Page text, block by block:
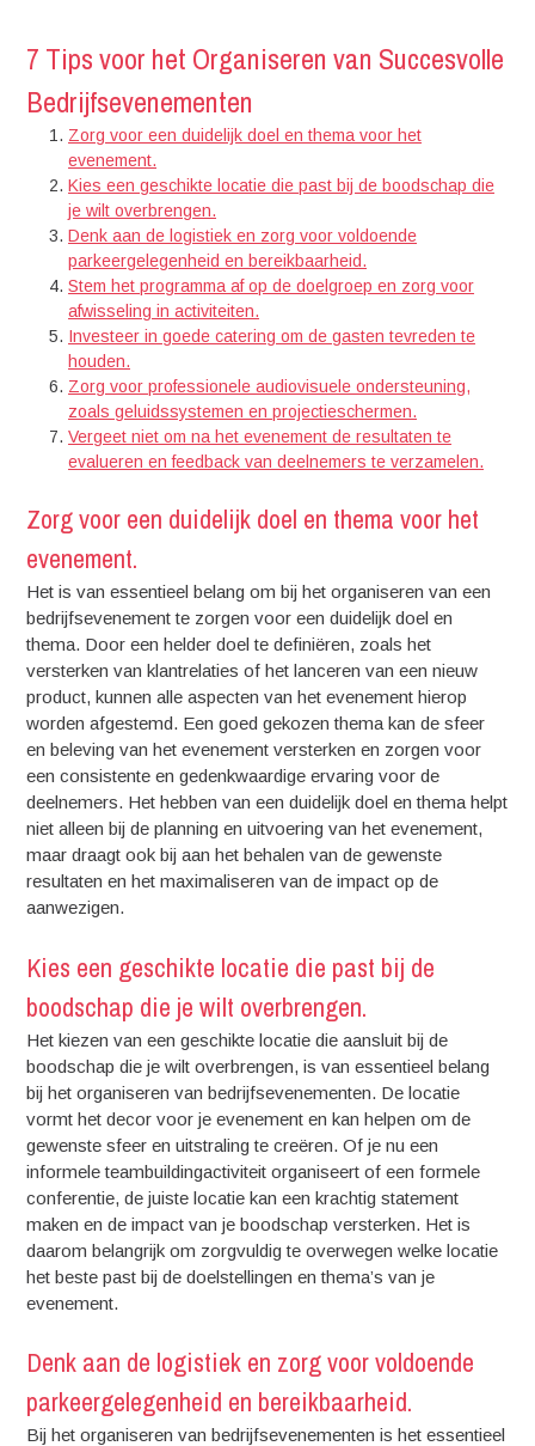
7 Tips voor het Organiseren van Succesvolle
Bedrijfsevenementen
Zorg voor een duidelijk doel en thema voor het
evenement.
Kies een geschikte locatie die past bij de boodschap die
je wilt overbrengen.
Denk aan de logistiek en zorg voor voldoende
parkeergelegenheid en bereikbaarheid.
Stem het programma af op de doelgroep en zorg voor
afwisseling in activiteiten.
Investeer in goede catering om de gasten tevreden te
houden.
Zorg voor professionele audiovisuele ondersteuning,
zoals geluidssystemen en projectieschermen.
Vergeet niet om na het evenement de resultaten te
evalueren en feedback van deelnemers te verzamelen.
Zorg voor een duidelijk doel en thema voor het
evenement.
Het is van essentieel belang om bij het organiseren van een
bedrijfsevenement te zorgen voor een duidelijk doel en
thema. Door een helder doel te definiëren, zoals het
versterken van klantrelaties of het lanceren van een nieuw
product, kunnen alle aspecten van het evenement hierop
worden afgestemd. Een goed gekozen thema kan de sfeer
en beleving van het evenement versterken en zorgen voor
een consistente en gedenkwaardige ervaring voor de
deelnemers. Het hebben van een duidelijk doel en thema helpt
niet alleen bij de planning en uitvoering van het evenement,
maar draagt ook bij aan het behalen van de gewenste
resultaten en het maximaliseren van de impact op de
aanwezigen.
Kies een geschikte locatie die past bij de
boodschap die je wilt overbrengen.
Het kiezen van een geschikte locatie die aansluit bij de
boodschap die je wilt overbrengen, is van essentieel belang
bij het organiseren van bedrijfsevenementen. De locatie
vormt het decor voor je evenement en kan helpen om de
gewenste sfeer en uitstraling te creëren. Of je nu een
informele teambuildingactiviteit organiseert of een formele
conferentie, de juiste locatie kan een krachtig statement
maken en de impact van je boodschap versterken. Het is
daarom belangrijk om zorgvuldig te overwegen welke locatie
het beste past bij de doelstellingen en thema’s van je
evenement.
Denk aan de logistiek en zorg voor voldoende
parkeergelegenheid en bereikbaarheid.
Bij het organiseren van bedrijfsevenementen is het essentieel